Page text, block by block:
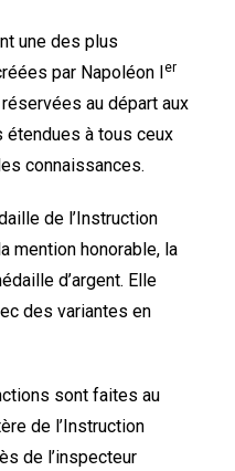
une des plus
par Napoléon Ier
au départ aux
étendues à tous ceux
connaissances.
de l’Instruction
mention honorable, la
d’argent. Elle
des variantes en
sont faites au
de l’Instruction
de l’inspecteur